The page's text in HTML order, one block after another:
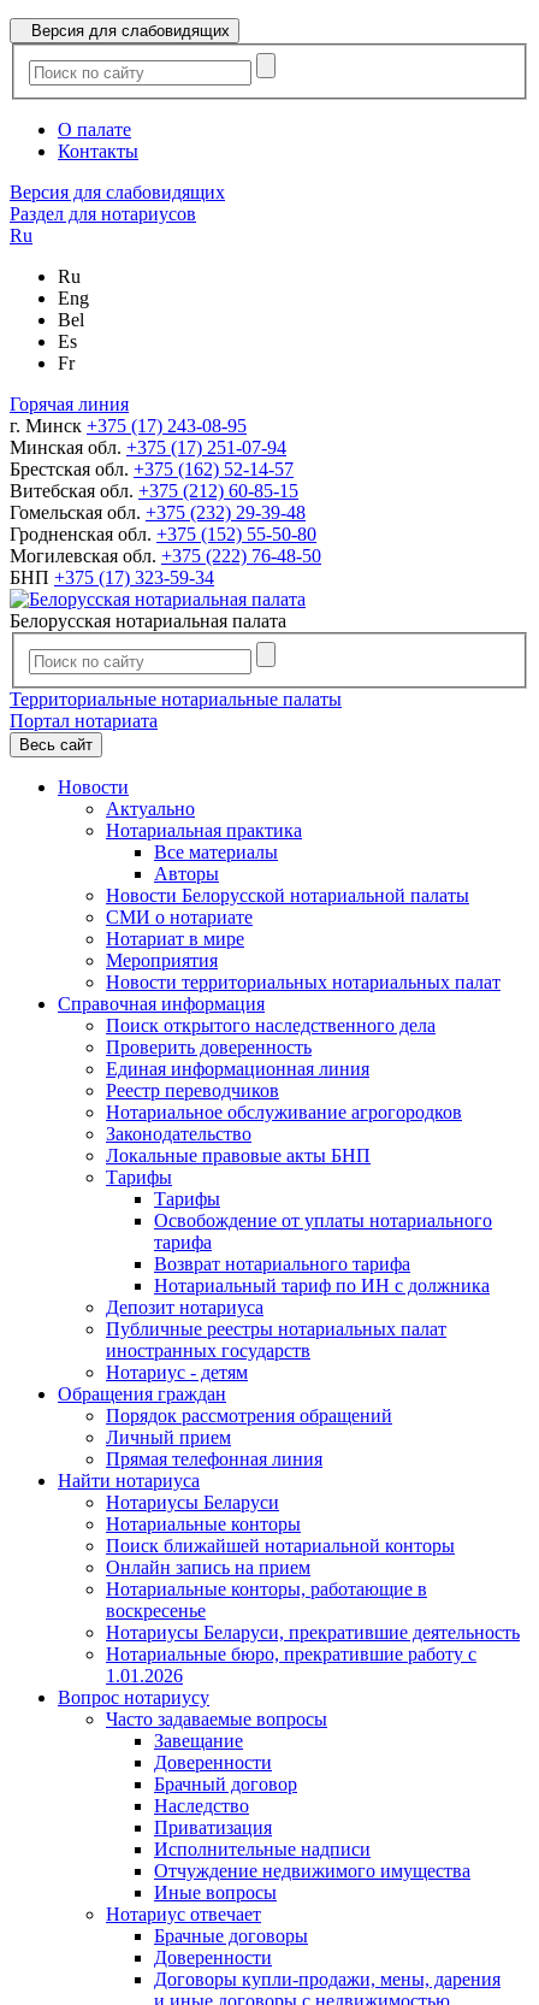
Версия для слабовидящих
О палате
Контакты
Версия для слабовидящих
Раздел для нотариусов
Ru
Ru
Eng
Bel
Es
Fr
Горячая линия
г. Минск +375 (17) 243-08-95
Минская обл. +375 (17) 251-07-94
Брестская обл. +375 (162) 52-14-57
Витебская обл. +375 (212) 60-85-15
Гомельская обл. +375 (232) 29-39-48
Гродненская обл. +375 (152) 55-50-80
Могилевская обл. +375 (222) 76-48-50
БНП +375 (17) 323-59-34
Белорусская нотариальная палата
Территориальные нотариальные палаты
Портал нотариата
Весь сайт
Новости
Актуально
Нотариальная практика
Все материалы
Авторы
Новости Белорусской нотариальной палаты
СМИ о нотариате
Нотариат в мире
Мероприятия
Новости территориальных нотариальных палат
Справочная информация
Поиск открытого наследственного дела
Проверить доверенность
Единая информационная линия
Реестр переводчиков
Нотариальное обслуживание агрогородков
Законодательство
Локальные правовые акты БНП
Тарифы
Тарифы
Освобождение от уплаты нотариального
тарифа
Возврат нотариального тарифа
Нотариальный тариф по ИН с должника
Депозит нотариуса
Публичные реестры нотариальных палат
иностранных государств
Нотариус - детям
Обращения граждан
Порядок рассмотрения обращений
Личный прием
Прямая телефонная линия
Найти нотариуса
Нотариусы Беларуси
Нотариальные конторы
Поиск ближайшей нотариальной конторы
Онлайн запись на прием
Нотариальные конторы, работающие в
воскресенье
Нотариусы Беларуси, прекратившие деятельность
Нотариальные бюро, прекратившие работу с
1.01.2026
Вопрос нотариусу
Часто задаваемые вопросы
Завещание
Доверенности
Брачный договор
Наследство
Приватизация
Исполнительные надписи
Отчуждение недвижимого имущества
Иные вопросы
Нотариус отвечает
Брачные договоры
Доверенности
Договоры купли-продажи, мены, дарения
и иные договоры с недвижимостью